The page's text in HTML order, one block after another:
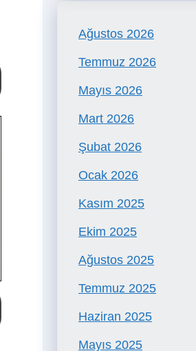
Ağustos 2026
Temmuz 2026
Mayıs 2026
Mart 2026
Şubat 2026
Ocak 2026
Kasım 2025
Ekim 2025
Ağustos 2025
Temmuz 2025
Haziran 2025
Mayıs 2025